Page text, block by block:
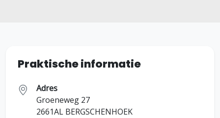
Praktische informatie
Adres
Groeneweg 27
2661AL BERGSCHENHOEK